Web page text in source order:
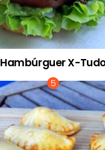
Hambúrguer X-